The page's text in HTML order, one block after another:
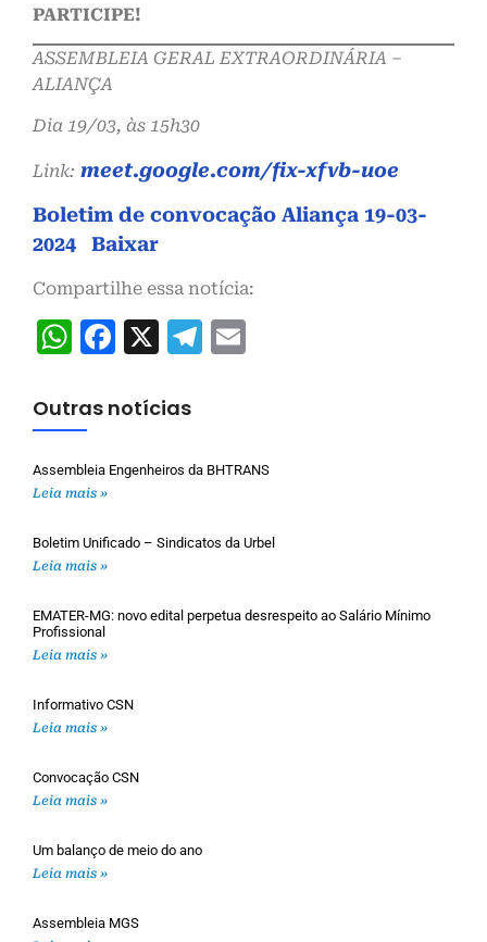
PARTICIPE!
ASSEMBLEIA GERAL EXTRAORDINÁRIA –
ALIANÇA
Dia 19/03, às 15h30
Link: meet.google.com/fix-xfvb-uoe
Boletim de convocação Aliança 19-03-
2024
Baixar
Compartilhe essa notícia:
WhatsApp
Facebook
X Telegram
Outras notícias
Assembleia Engenheiros da BHTRANS
Leia mais »
Boletim Unificado – Sindicatos da Urbel
Leia mais »
EMATER-MG: novo edital perpetua desrespeito ao Salário Mínimo
Profissional
Leia mais »
Informativo CSN
Leia mais »
Convocação CSN
Leia mais »
Um balanço de meio do ano
Leia mais »
Assembleia MGS